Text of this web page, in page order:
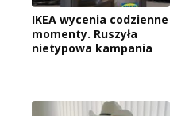
IKEA wycenia codzienne
momenty. Ruszyła
nietypowa kampania